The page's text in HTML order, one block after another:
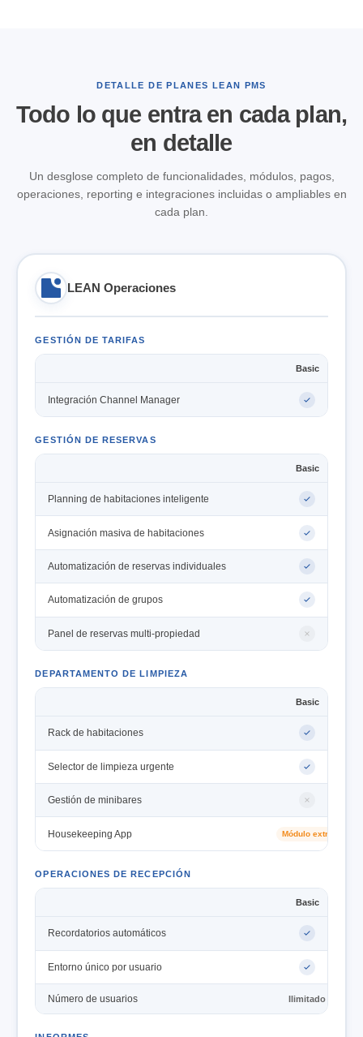
DETALLE DE PLANES LEAN PMS
Todo lo que entra en cada plan,
en detalle
Un desglose completo de funcionalidades, módulos, pagos,
operaciones, reporting e integraciones incluidas o ampliables en
cada plan.
LEAN Operaciones
GESTIÓN DE TARIFAS
Basic
Integración Channel Manager
GESTIÓN DE RESERVAS
Basic
Planning de habitaciones inteligente
Asignación masiva de habitaciones
Automatización de reservas individuales
Automatización de grupos
Panel de reservas multi-propiedad
DEPARTAMENTO DE LIMPIEZA
Basic
Rack de habitaciones
Selector de limpieza urgente
Gestión de minibares
Housekeeping App Módulo extra
OPERACIONES DE RECEPCIÓN
Basic
Recordatorios automáticos
Entorno único por usuario
Número de usuarios Ilimitado